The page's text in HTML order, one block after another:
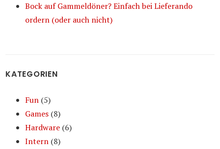
Bock auf Gammeldöner? Einfach bei Lieferando
ordern (oder auch nicht)
KATEGORIEN
Fun (5)
Games (8)
Hardware (6)
Intern (8)